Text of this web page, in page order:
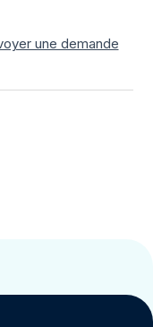
une demande